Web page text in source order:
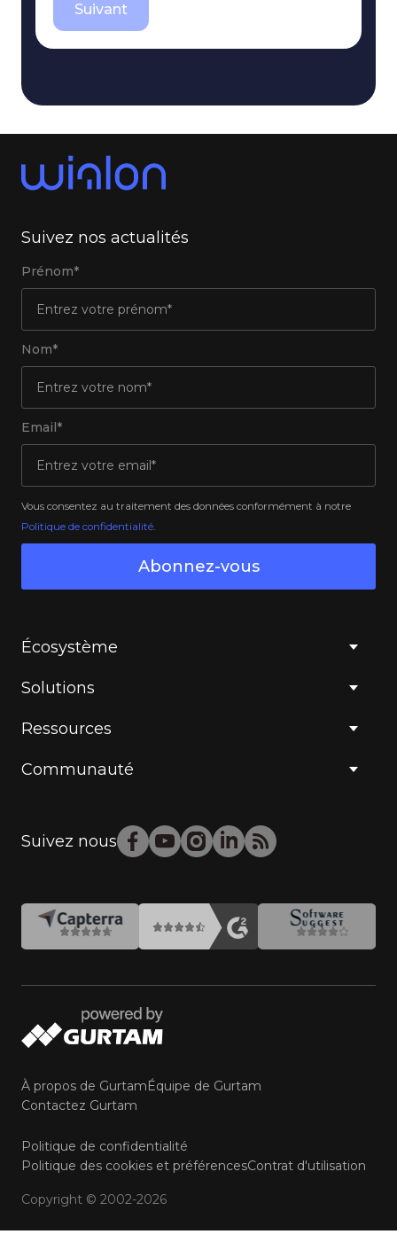
Suivant
Suivez nos actualités
Prénom*
Nom*
Email*
Vous consentez au traitement des données conformément à notre
Politique de confidentialité.
Abonnez-vous
Écosystème
Solutions
Ressources
Communauté
Suivez nous
À propos de GurtamÉquipe de Gurtam
Contactez Gurtam
Politique de confidentialité
Politique des cookies et préférencesContrat d'utilisation
Copyright © 2002-2026